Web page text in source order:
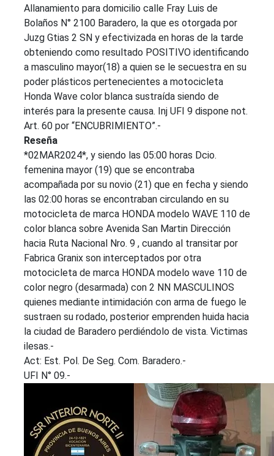
Allanamiento para domicilio calle Fray Luis de
Bolaños N° 2100 Baradero, la que es otorgada por
Juzg Gtias 2 SN y efectivizada en horas de la tarde
obteniendo como resultado POSITIVO identificando
a masculino mayor(18) a quien se le secuestra en su
poder plásticos pertenecientes a motocicleta
Honda Wave color blanca sustraída siendo de
interés para la presente causa. Inj UFI 9 dispone not.
Art. 60 por “ENCUBRIMIENTO”.-
Reseña
*02MAR2024*, y siendo las 05:00 horas Dcio.
femenina mayor (19) que se encontraba
acompañada por su novio (21) que en fecha y siendo
las 02:00 horas se encontraban circulando en su
motocicleta de marca HONDA modelo WAVE 110 de
color blanca sobre Avenida San Martin Dirección
hacia Ruta Nacional Nro. 9 , cuando al transitar por
Fabrica Granix son interceptados por otra
motocicleta de marca HONDA modelo wave 110 de
color negro (desarmada) con 2 NN MASCULINOS
quienes mediante intimidación con arma de fuego le
sustraen su rodado, posterior emprenden huida hacia
la ciudad de Baradero perdiéndolo de vista. Victimas
ilesas.-
Act: Est. Pol. De Seg. Com. Baradero.-
UFI N° 09.-